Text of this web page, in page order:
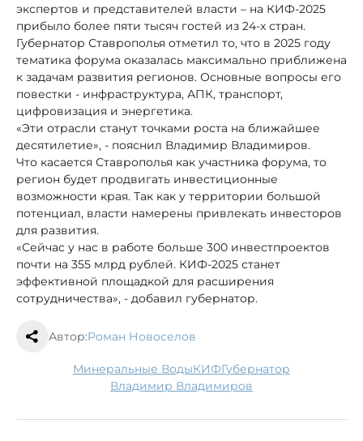
экспертов и представителей власти – на КИФ-2025
прибыло более пяти тысяч гостей из 24-х стран.
Губернатор Ставрополья отметил то, что в 2025 году
тематика форума оказалась максимально приближена
к задачам развития регионов. Основные вопросы его
повестки - инфраструктура, АПК, транспорт,
цифровизация и энергетика.
«Эти отрасли станут точками роста на ближайшее
десятилетие», - пояснил Владимир Владимиров.
Что касается Ставрополья как участника форума, то
регион будет продвигать инвестиционные
возможности края. Так как у территории большой
потенциал, власти намерены привлекать инвесторов
для развития.
«Сейчас у нас в работе больше 300 инвестпроектов
почти на 355 млрд рублей. КИФ-2025 станет
эффективной площадкой для расширения
сотрудничества», - добавил губернатор.
Автор:Роман Новоселов
Минеральные Воды КИФ губернатор
Владимир Владимиров